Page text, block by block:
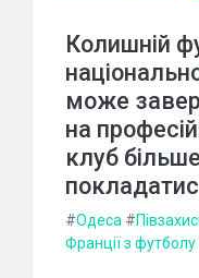
Колишній
може
на
клуб
#Одеса #
Франції з футболу